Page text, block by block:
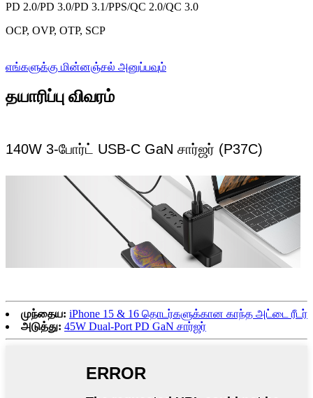
PD 2.0/PD 3.0/PD 3.1/PPS/QC 2.0/QC 3.0
OCP, OVP, OTP, SCP
எங்களுக்கு மின்னஞ்சல் அனுப்பவும்
தயாரிப்பு விவரம்
140W 3-போர்ட் USB-C GaN சார்ஜர் (P37C)
முந்தைய: iPhone 15 & 16 தொடர்களுக்கான காந்த அட்டை ரீடர்
அடுத்து: 45W Dual-Port PD GaN சார்ஜர்